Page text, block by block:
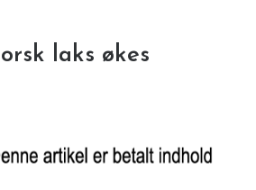
laks økes